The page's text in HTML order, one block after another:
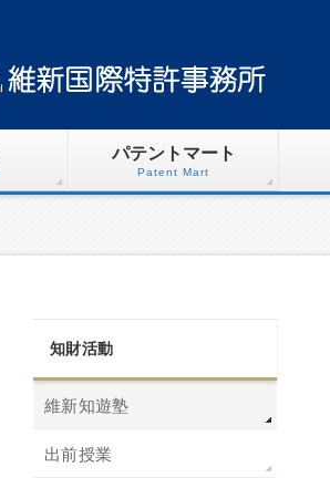
パテントマート
Patent Mart
知財活動
維新知遊塾
出前授業